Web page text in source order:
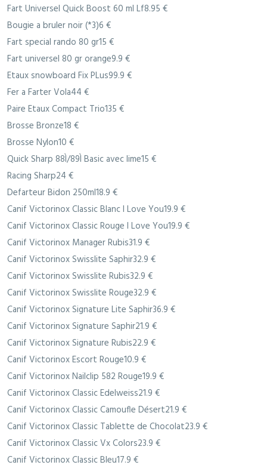
Fart Universel Quick Boost 60 ml Lf8.95 €
Bougie a bruler noir (*3)6 €
Fart special rando 80 gr15 €
Fart universel 80 gr orange9.9 €
Etaux snowboard Fix PLus99.9 €
Fer a Farter Vola44 €
Paire Etaux Compact Trio135 €
Brosse Bronze18 €
Brosse Nylon10 €
Quick Sharp 88Ì/89Ì Basic avec lime15 €
Racing Sharp24 €
Defarteur Bidon 250ml18.9 €
Canif Victorinox Classic Blanc I Love You19.9 €
Canif Victorinox Classic Rouge I Love You19.9 €
Canif Victorinox Manager Rubis31.9 €
Canif Victorinox Swisslite Saphir32.9 €
Canif Victorinox Swisslite Rubis32.9 €
Canif Victorinox Swisslite Rouge32.9 €
Canif Victorinox Signature Lite Saphir36.9 €
Canif Victorinox Signature Saphir21.9 €
Canif Victorinox Signature Rubis22.9 €
Canif Victorinox Escort Rouge10.9 €
Canif Victorinox Nailclip 582 Rouge19.9 €
Canif Victorinox Classic Edelweiss21.9 €
Canif Victorinox Classic Camoufle Désert21.9 €
Canif Victorinox Classic Tablette de Chocolat23.9 €
Canif Victorinox Classic Vx Colors23.9 €
Canif Victorinox Classic Bleu17.9 €